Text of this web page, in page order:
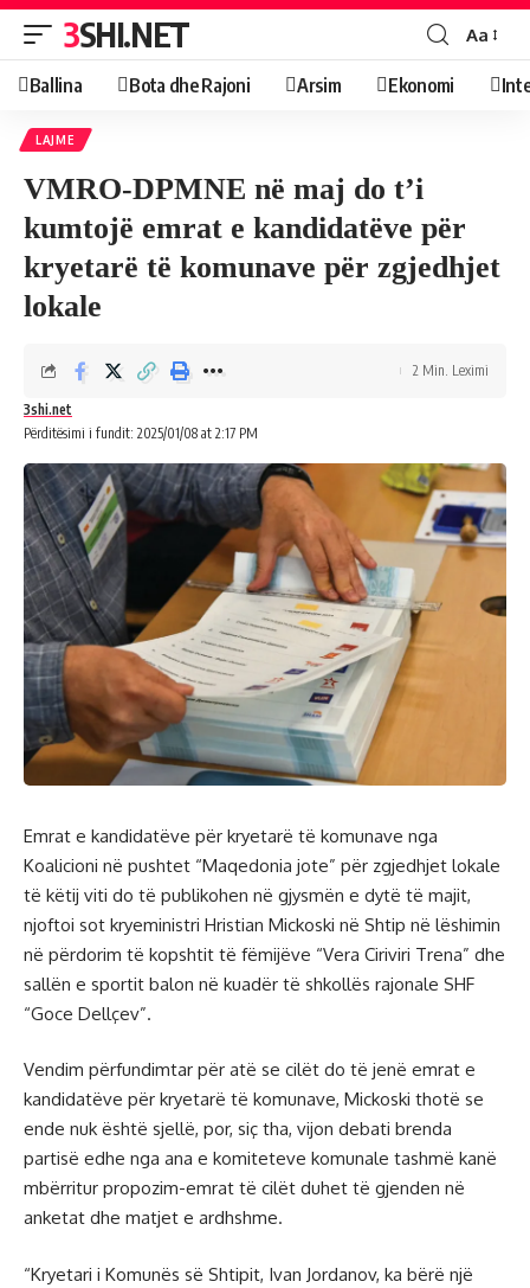
3SHI.NET Aa
Ballina Bota dhe Rajoni Arsim Ekonomi
LAJME
VMRO-DPMNE në maj do t’i
kumtojë emrat e kandidatëve për
kryetarë të komunave për zgjedhjet
lokale
Përditësimi i fundit: 2025/01/08 at 2:17 PM
3shi.net
2 Min. Leximi
Emrat e kandidatëve për kryetarë të komunave nga
Koalicioni në pushtet “Maqedonia jote” për zgjedhjet lokale
të këtij viti do të publikohen në gjysmën e dytë të majit,
njoftoi sot kryeministri Hristian Mickoski në Shtip në lëshimin
në përdorim të kopshtit të fëmijëve “Vera Ciriviri Trena” dhe
sallën e sportit balon në kuadër të shkollës rajonale SHF
“Goce Dellçev”.
Vendim përfundimtar për atë se cilët do të jenë emrat e
kandidatëve për kryetarë të komunave, Mickoski thotë se
ende nuk është sjellë, por, siç tha, vijon debati brenda
partisë edhe nga ana e komiteteve komunale tashmë kanë
mbërritur propozim-emrat të cilët duhet të gjenden në
anketat dhe matjet e ardhshme.
“Kryetari i Komunës së Shtipit, Ivan Jordanov, ka bërë një